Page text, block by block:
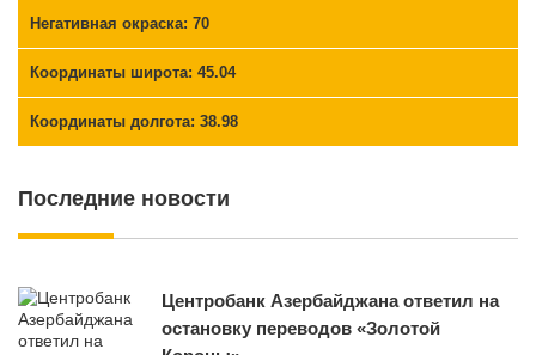
Негативная окраска: 70
Координаты широта: 45.04
Координаты долгота: 38.98
Последние новости
Центробанк Азербайджана ответил на
остановку переводов «Золотой